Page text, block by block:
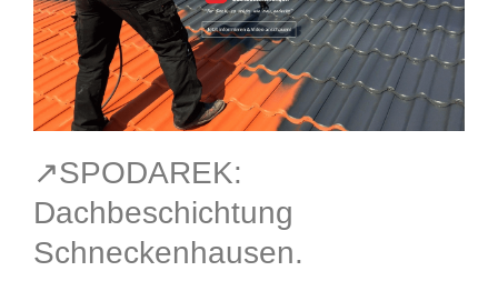
↗️SPODAREK:
Dachbeschichtung
Schneckenhausen.